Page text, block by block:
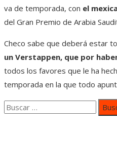
va de temporada, con el
del Gran Premio de Arabia
Checo sabe que deberá estar
un Verstappen, que por
todos los favores que le ha
temporada en la que todo
Buscar: